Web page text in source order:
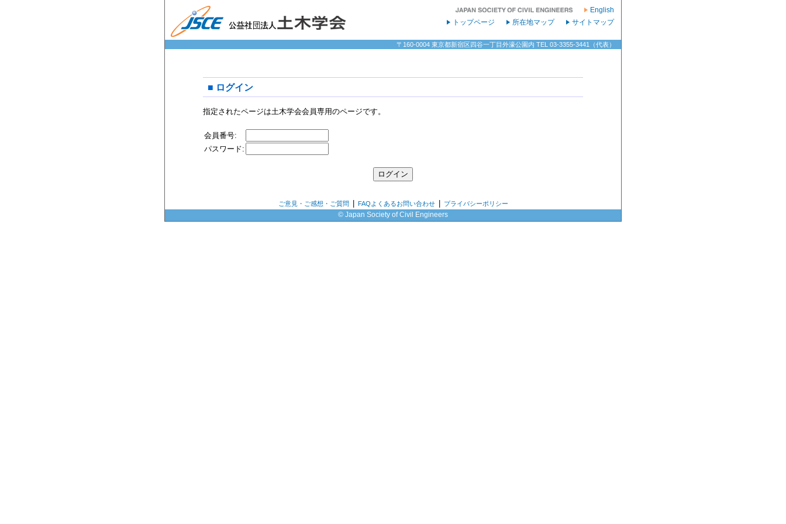
English
サイトマップ
所在地マップ
トップページ
〒160-0004 東京都新宿区四谷一丁目外濠公園内 TEL 03-3355-3441（代表）
■ ログイン
指定されたページは土木学会会員専用のページです。
会員番号:
パスワード:
ご意見・ご感想・ご質問 FAQよくあるお問い合わせ プライバシーポリシー
© Japan Society of Civil Engineers